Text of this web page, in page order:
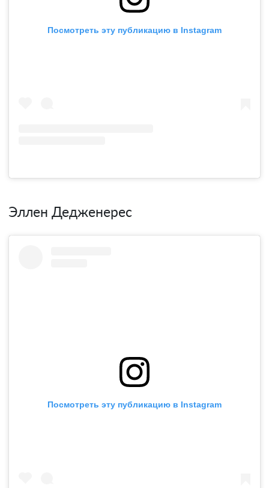
Посмотреть эту публикацию в Instagram
Эллен Дедженерес
Посмотреть эту публикацию в Instagram